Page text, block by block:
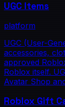
UGC Items
platform
UGC (User-
accessories,
approved
Roblox itself.
Avatar Shop
Roblox Gift